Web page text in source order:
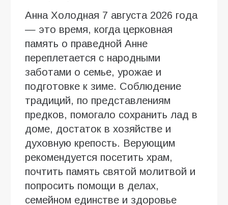
Анна Холодная 7 августа 2026 года
— это время, когда церковная
память о праведной Анне
переплетается с народными
заботами о семье, урожае и
подготовке к зиме. Соблюдение
традиций, по представлениям
предков, помогало сохранить лад в
доме, достаток в хозяйстве и
духовную крепость. Верующим
рекомендуется посетить храм,
почтить память святой молитвой и
попросить помощи в делах,
семейном единстве и здоровье